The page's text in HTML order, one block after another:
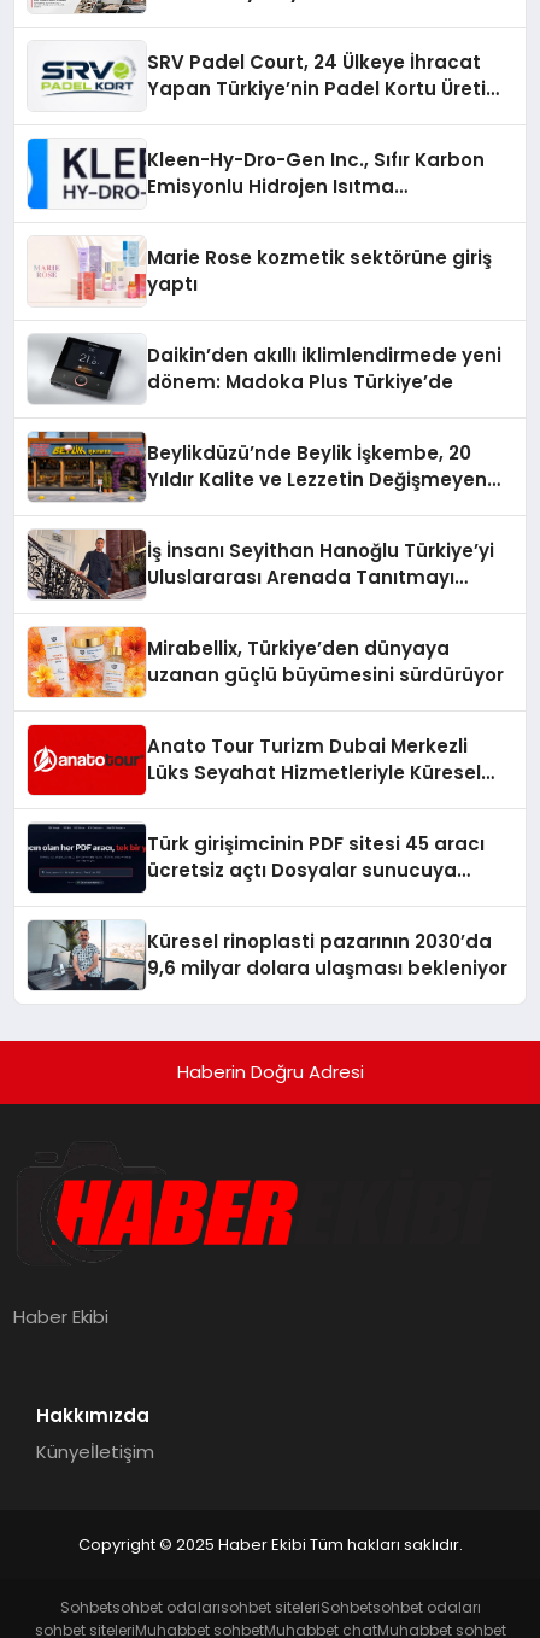
SRV Padel Court, 24 Ülkeye İhracat
Yapan Türkiye’nin Padel Kortu Üretim
Kleen-Hy-Dro-Gen Inc., Sıfır Karbon
Emisyonlu Hidrojen Isıtma
Marie Rose kozmetik sektörüne giriş
yaptı
Daikin’den akıllı iklimlendirmede yeni
dönem: Madoka Plus Türkiye’de
Beylikdüzü’nde Beylik İşkembe, 20
Yıldır Kalite ve Lezzetin Değişmeyen
İş İnsanı Seyithan Hanoğlu Türkiye’yi
Uluslararası Arenada Tanıtmayı
Mirabellix, Türkiye’den dünyaya
uzanan güçlü büyümesini sürdürüyor
Anato Tour Turizm Dubai Merkezli
Lüks Seyahat Hizmetleriyle Küresel
Türk girişimcinin PDF sitesi 45 aracı
ücretsiz açtı Dosyalar sunucuya
Küresel rinoplasti pazarının 2030’da
9,6 milyar dolara ulaşması bekleniyor
Haberin Doğru Adresi
Haber Ekibi
Hakkımızda
Künyeİletişim
Copyright © 2025 Haber Ekibi Tüm hakları saklıdır.
Sohbetsohbet odalarısohbet siteleriSohbetsohbet odaları
sohbet siteleriMuhabbet sohbetMuhabbet chatMuhabbet sohbet